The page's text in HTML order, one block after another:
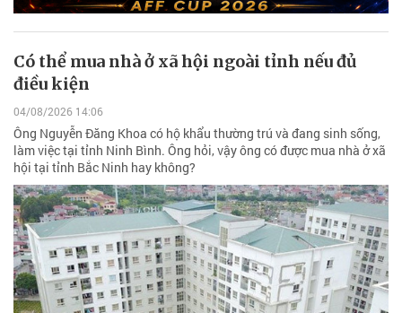
Có thể mua nhà ở xã hội ngoài tỉnh nếu đủ
điều kiện
04/08/2026 14:06
Ông Nguyễn Đăng Khoa có hộ khẩu thường trú và đang sinh sống,
làm việc tại tỉnh Ninh Bình. Ông hỏi, vậy ông có được mua nhà ở xã
hội tại tỉnh Bắc Ninh hay không?